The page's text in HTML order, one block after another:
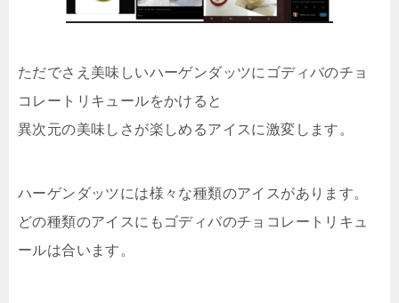
ただでさえ美味しいハーゲンダッツにゴディバのチョ
コレートリキュールをかけると
異次元の美味しさが楽しめるアイスに激変します。
ハーゲンダッツには様々な種類のアイスがあります。
どの種類のアイスにもゴディバのチョコレートリキュ
ールは合います。